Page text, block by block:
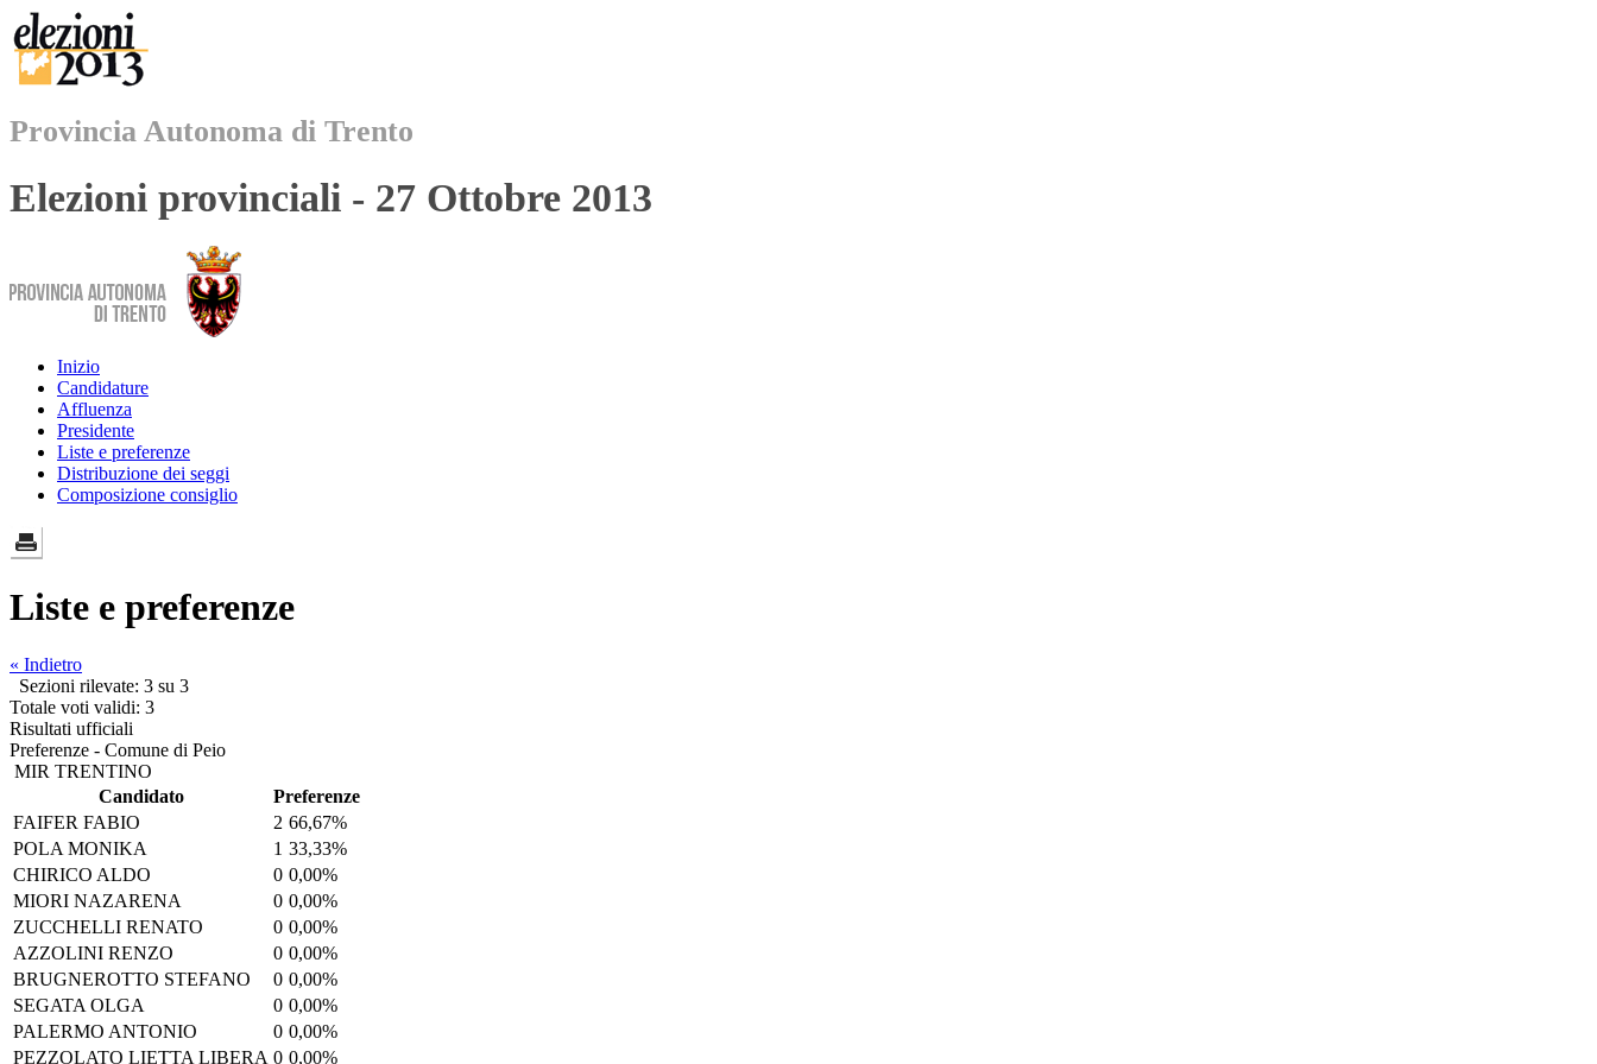
Provincia Autonoma di Trento
Elezioni provinciali - 27 Ottobre 2013
Inizio
Candidature
Affluenza
Presidente
Liste e preferenze
Distribuzione dei seggi
Composizione consiglio
Liste e preferenze
« Indietro
Sezioni rilevate: 3 su 3
Totale voti validi: 3
Risultati ufficiali
Preferenze - Comune di Peio
MIR TRENTINO
Candidato
Preferenze
FAIFER FABIO
2 66,67%
POLA MONIKA
1 33,33%
CHIRICO ALDO
0 0,00%
MIORI NAZARENA
0 0,00%
ZUCCHELLI RENATO
0 0,00%
AZZOLINI RENZO
0 0,00%
BRUGNEROTTO STEFANO
0 0,00%
SEGATA OLGA
0 0,00%
PALERMO ANTONIO
0 0,00%
PEZZOLATO LIETTA LIBERA 0 0,00%